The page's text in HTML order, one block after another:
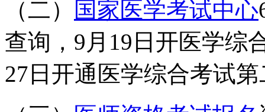
（二）
国家医学考试中心
查询，9月19日开医学综
27日开通医学综合考试